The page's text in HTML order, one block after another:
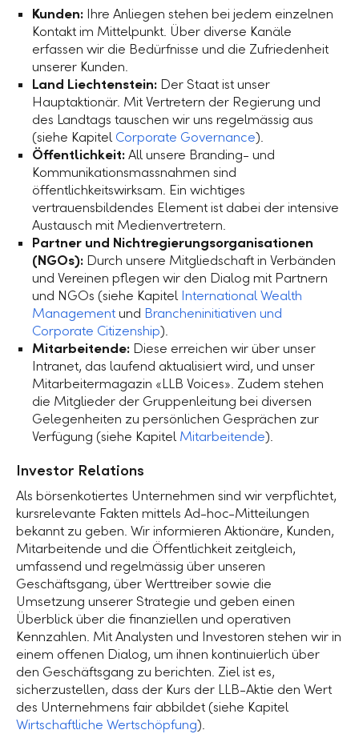
Kunden: Ihre Anliegen stehen bei jedem einzelnen
Kontakt im Mittelpunkt. Über diverse Kanäle
erfassen wir die Bedürfnisse und die Zufriedenheit
unserer Kunden.
Land Liechtenstein: Der Staat ist unser
Hauptaktionär. Mit Vertretern der Regierung und
des Landtags tauschen wir uns regelmässig aus
(siehe Kapitel Corporate Governance).
Öffentlichkeit:All unsere Branding- und
Kommunikationsmassnahmen sind
öffentlichkeitswirksam. Ein wichtiges
vertrauensbildendes Element ist dabei der intensive
Austausch mit Medienvertretern.
Partner und Nichtregierungsorganisationen
(NGOs): Durch unsere Mitgliedschaft in Verbänden
und Vereinen pflegen wir den Dialog mit Partnern
und NGOs (siehe Kapitel International Wealth
Managementund Brancheninitiativen und
Corporate Citizenship).
Mitarbeitende: Diese erreichen wir über unser
Intranet, das laufend aktualisiert wird, und unser
Mitarbeitermagazin «LLB Voices». Zudem stehen
die Mitglieder der Gruppenleitung bei diversen
Gelegenheiten zu persönlichen Gesprächen zur
Verfügung (siehe Kapitel Mitarbeitende).
Investor Relations
Als börsenkotiertes Unternehmen sind wir verpflichtet,
kursrelevante Fakten mittels Ad-hoc-Mitteilungen
bekannt zu geben. Wir informieren Aktionäre, Kunden,
Mitarbeitende und die Öffentlichkeit zeitgleich,
umfassend und regelmässig über unseren
Geschäftsgang, über Werttreiber sowie die
Umsetzung unserer Strategie und geben einen
Überblick über die finanziellen und operativen
Kennzahlen. Mit Analysten und Investoren stehen wir in
einem offenen Dialog, um ihnen kontinuierlich über
den Geschäftsgang zu berichten. Ziel ist es,
sicherzustellen, dass der Kurs der LLB-Aktie den Wert
des Unternehmens fair abbildet (siehe Kapitel
Wirtschaftliche Wertschöpfung).